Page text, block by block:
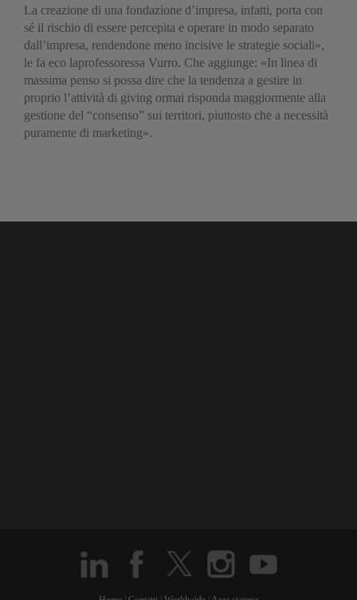
La creazione di una fondazione d’impresa, infatti, porta con
sé il rischio di essere percepita e operare in modo separato
dall’impresa, rendendone meno incisive le strategie sociali»,
le fa eco laprofessoressa Vurro. Che aggiunge: «In linea di
massima penso si possa dire che la tendenza a gestire in
proprio l’attività di giving ormai risponda maggiormente alla
gestione del “consenso” sui territori, piuttosto che a necessità
puramente di marketing».